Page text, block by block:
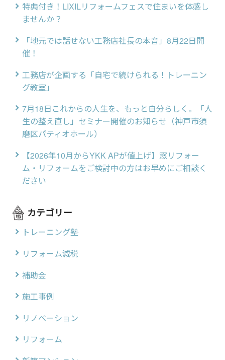
特典付き！LIXILリフォームフェスで住まいを体感し
ませんか？
「地元では話せない工務店社長の本音」8月22日開
催！
工務店が企画する「自宅で続けられる！トレーニン
グ教室」
7月18日これからの人生を、もっと自分らしく。「人
生の整え直し」セミナー開催のお知らせ（神戸市須
磨区パティオホール）
【2026年10月からYKK APが値上げ】窓リフォー
ム・リフォームをご検討中の方はお早めにご相談く
ださい
カテゴリー
トレーニング塾
リフォーム減税
補助金
施工事例
リノベーション
リフォーム